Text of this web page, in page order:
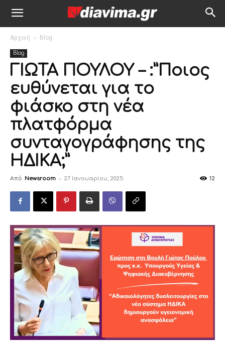
Αρχική Blog
Blog
ΓΙΩΤΑ ΠΟΥΛΟΥ – :”Ποιος
ευθύνεται για το
φιάσκο στη νέα
πλατφόρμα
συνταγογράφησης της
ΗΔΙΚΑ;”
Από Newsroom - 27 Ιανουαρίου, 2025 12